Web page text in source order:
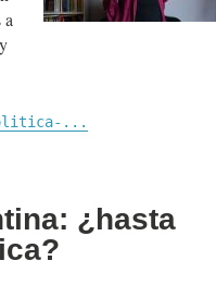
...
¿hasta